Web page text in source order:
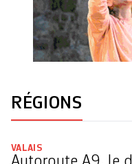
RÉGIONS
VALAIS